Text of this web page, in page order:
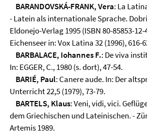
BARANDOVSKÁ-FRANK, Vera: La
- Latein als internationale Sprache.
Eldonejo-Verlag 1995 (ISBN 80-85853-12-
Eichenseer in: Vox Latina 32 (1996), 616-
BARBALACE, Iohannes F.: De viva
In: EGGER, C., 1980 (s. dort), 47-54.
BARIÉ, Paul: Canere aude. In: Der
Unterricht 22,5 (1979), 73-79.
BARTELS, Klaus: Veni, vidi, vici.
dem Griechischen und Lateinischen. -
Artemis 1989.